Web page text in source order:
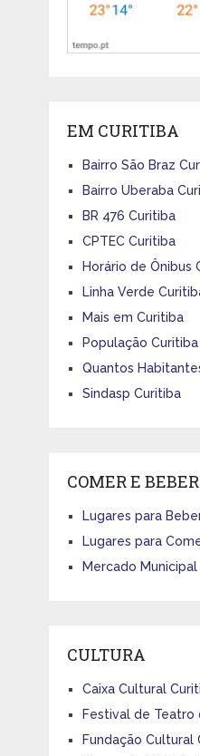
EM CURITIBA
Bairro São Braz
Bairro Uberaba
BR 476 Curitiba
CPTEC Curitiba
Horário de Ônibus
Linha Verde
Mais em Curitiba
População Curitiba
Quantos
Sindasp Curitiba
COMER E BEBER
Lugares para
Lugares para
Mercado
CULTURA
Caixa Cultural
Festival de Teatro
Fundação Cultural